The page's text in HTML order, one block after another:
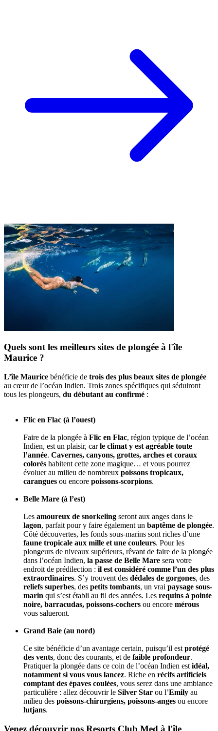
Quels sont les meilleurs sites de plongée à l'île
Maurice ?
L’île Maurice bénéficie de trois des plus beaux sites de plongée
au cœur de l’océan Indien. Trois zones spécifiques qui séduiront
tous les plongeurs, du débutant au confirmé :
Flic en Flac (à l’ouest)
Faire de la plongée à Flic en Flac, région typique de l’océan
Indien, est un plaisir, carle climat y est agréable toute
l’année. Cavernes, canyons, grottes, arches et coraux
colorés habitent cette zone magique… et vous pourrez
évoluer au milieu de nombreux poissons tropicaux,
carangues ou encore poissons-scorpions.
Belle Mare (à l’est)
Les amoureux de snorkeling seront aux anges dans le
lagon, parfait pour y faire également un baptême de plongée.
Côté découvertes, les fonds sous-marins sont riches d’une
faune tropicale aux mille et une couleurs. Pour les
plongeurs de niveaux supérieurs, rêvant de faire de la plongée
dans l’océan Indien, la passe de Belle Mare sera votre
endroit de prédilection : il est considéré comme l’un des plus
extraordinaires. S’y trouvent des dédales de gorgones, des
reliefs superbes, des petits tombants, un vrai paysage sous-
marin qui s’est établi au fil des années. Les requins à pointe
noire, barracudas, poissons-cochers ou encore mérous
vous salueront.
Grand Baie (au nord)
Ce site bénéficie d’un avantage certain, puisqu’il est protégé
des vents, donc des courants, et de faible profondeur.
Pratiquer la plongée dans ce coin de l’océan Indien est idéal,
notamment si vous vous lancez. Riche en récifs artificiels
comptant des épaves coulées, vous serez dans une ambiance
particulière : allez découvrir le Silver Star ou l’Emily au
milieu des poissons-chirurgiens, poissons-anges ou encore
lutjans.
Venez découvrir nos Resorts Club Med à l'île